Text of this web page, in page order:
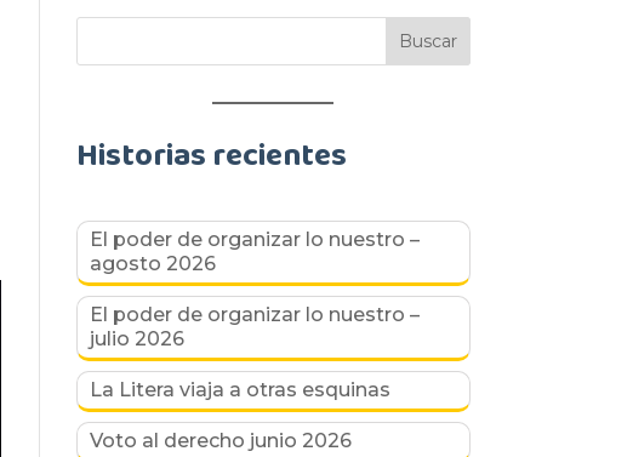
Historias recientes
El poder de organizar lo nuestro –
agosto 2026
El poder de organizar lo nuestro –
julio 2026
La Litera viaja a otras esquinas
Voto al derecho junio 2026